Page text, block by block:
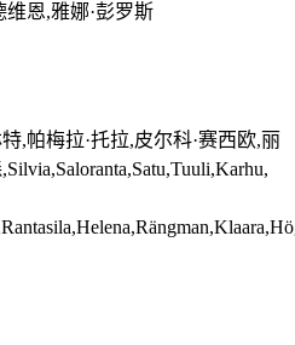
维恩,雅娜·彭罗斯
,帕梅拉·托拉,皮尔科·赛西欧,丽